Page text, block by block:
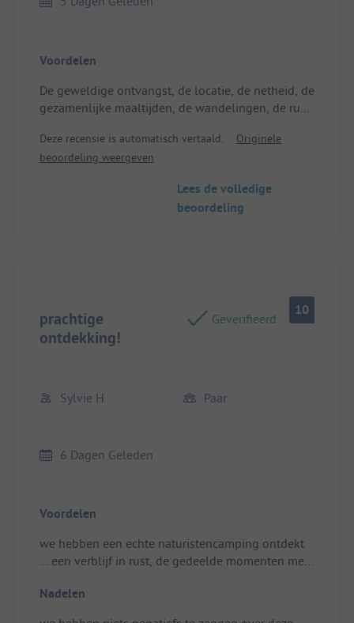
Voordelen
De geweldige ontvangst, de locatie, de netheid, de
gezamenlijke maaltijden, de wandelingen, de rust,
Deze recensie is automatisch vertaald.
Originele
beoordeling weergeven
Lees de volledige
beoordeling
prachtige
ontdekking!
Geverifieerd
10
Sylvie H Paar
6 Dagen Geleden
Voordelen
we hebben een echte naturistencamping ontdekt
... een verblijf in rust, de gedeelde momenten met
zeer mooie ontmoetingen met andere
Nadelen